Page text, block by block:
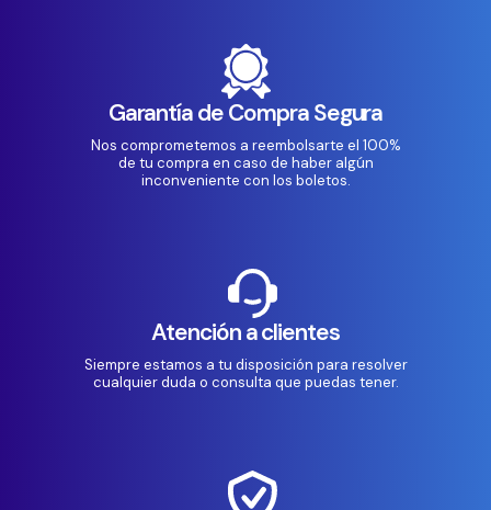
Garantía de Compra Segura
Nos comprometemos a reembolsarte el 100%
de tu compra en caso de haber algún
inconveniente con los boletos.
Atención a clientes
Siempre estamos a tu disposición para resolver
cualquier duda o consulta que puedas tener.